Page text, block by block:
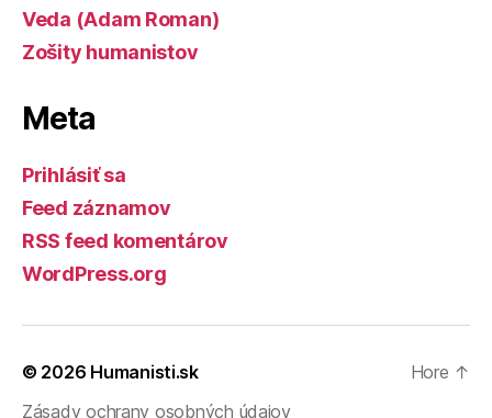
Veda (Adam Roman)
Zošity humanistov
Meta
Prihlásiť sa
Feed záznamov
RSS feed komentárov
WordPress.org
© 2026 Humanisti.sk
Zásady ochrany osobných údajov
Hore ↑